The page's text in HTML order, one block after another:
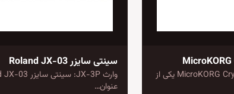
محبوبیت بالا: مدل MicroKORG Crystal یکی از
سینتی سایزر Roland JX-03
عنوان…